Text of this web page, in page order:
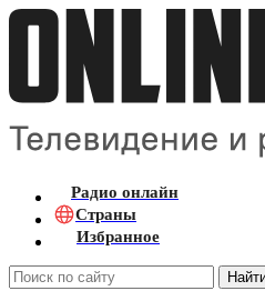
Радио онлайн
Страны
Избранное